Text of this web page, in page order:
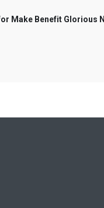
Make Benefit Glorious